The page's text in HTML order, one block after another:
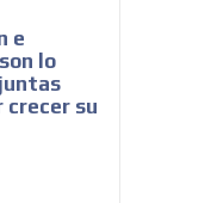
e
lo
crecer su